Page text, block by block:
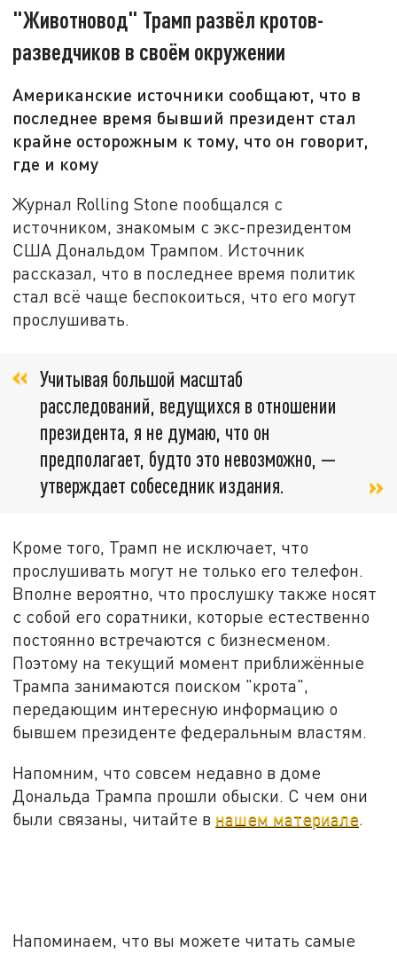
"Животновод" Трамп развёл кротов-
разведчиков в своём окружении
Американские источники сообщают, что в
последнее время бывший президент стал
крайне осторожным к тому, что он говорит,
где и кому
Журнал Rolling Stone пообщался с
источником, знакомым с экс-президентом
США Дональдом Трампом. Источник
рассказал, что в последнее время политик
стал всё чаще беспокоиться, что его могут
прослушивать.
Учитывая большой масштаб
расследований, ведущихся в отношении
президента, я не думаю, что он
предполагает, будто это невозможно, —
утверждает собеседник издания.
Кроме того, Трамп не исключает, что
прослушивать могут не только его телефон.
Вполне вероятно, что прослушку также носят
с собой его соратники, которые естественно
постоянно встречаются с бизнесменом.
Поэтому на текущий момент приближённые
Трампа занимаются поиском "крота",
передающим интересную информацию о
бывшем президенте федеральным властям.
Напомним, что совсем недавно в доме
Дональда Трампа прошли обыски. С чем они
были связаны, читайте в нашем материале.
Напоминаем, что вы можете читать самые